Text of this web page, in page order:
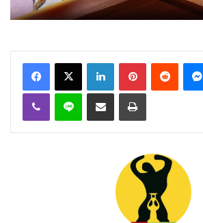
FacebookX Linkedin PinterestReddit
Viber Ligne Partager par email Imprimer